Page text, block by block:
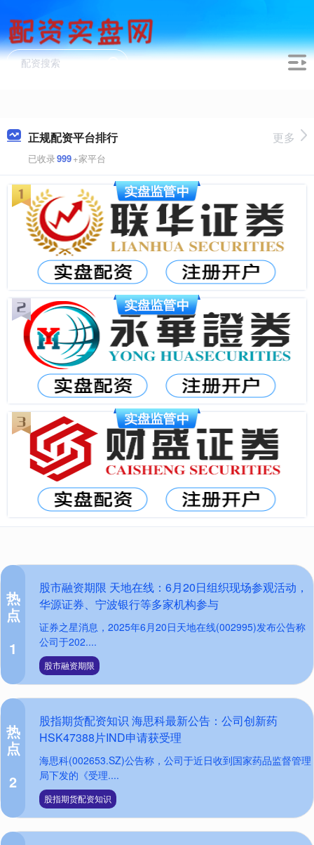
正规配资平台排行
已收录999+家平台
更多
热
点
1
股市融资期限 天地在线：6月20日组织现场参观活动，
华源证券、宁波银行等多家机构参与
证券之星消息，2025年6月20日天地在线(002995)发布公告称
公司于202....
股市融资期限
热
点
2
股指期货配资知识 海思科最新公告：公司创新药
HSK47388片IND申请获受理
海思科(002653.SZ)公告称，公司于近日收到国家药品监督管理
局下发的《受理....
股指期货配资知识